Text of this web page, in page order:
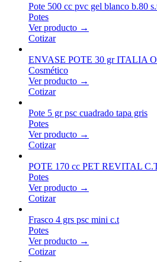
Pote 500 cc pvc gel blanco b.80
Potes
Ver producto →
Cotizar
ENVASE POTE 30 gr ITALIA
Cosmético
Ver producto →
Cotizar
Pote 5 gr psc cuadrado tapa gris
Potes
Ver producto →
Cotizar
POTE 170 cc PET REVITAL
Potes
Ver producto →
Cotizar
Frasco 4 grs psc mini c.t
Potes
Ver producto →
Cotizar